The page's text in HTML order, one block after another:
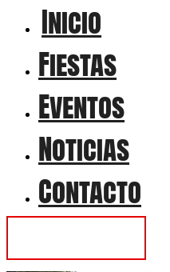
Inicio
Fiestas
Eventos
Noticias
Contacto